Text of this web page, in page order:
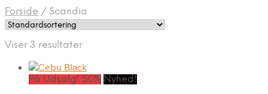
Forside / Scandia
Viser 3 resultater
På Udsalg! 50% Nyhed!